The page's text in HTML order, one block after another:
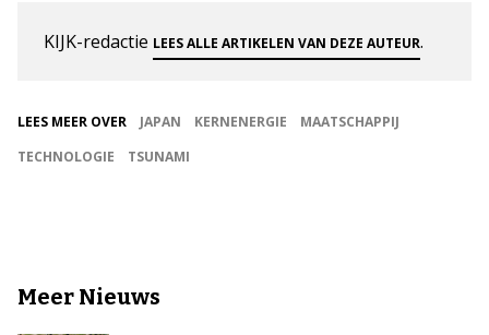
KIJK-redactie LEES ALLE ARTIKELEN VAN DEZE AUTEUR.
LEES MEER OVER JAPAN KERNENERGIE
MAATSCHAPPIJ
TECHNOLOGIE
TSUNAMI
Meer Nieuws